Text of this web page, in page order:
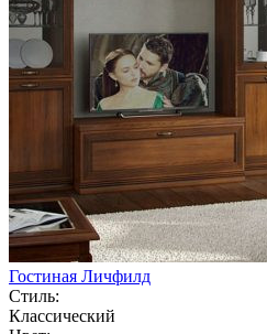
Гостиная Личфилд
Стиль:
Классический